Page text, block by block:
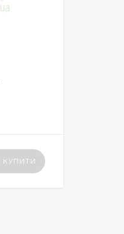
КУПИТИ